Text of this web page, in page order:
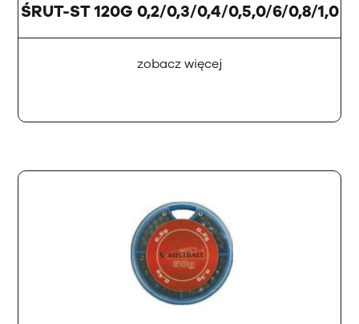
ŚRUT-ST 120G 0,2/0,3/0,4/0,5,0/6/0,8/1,0
zobacz więcej